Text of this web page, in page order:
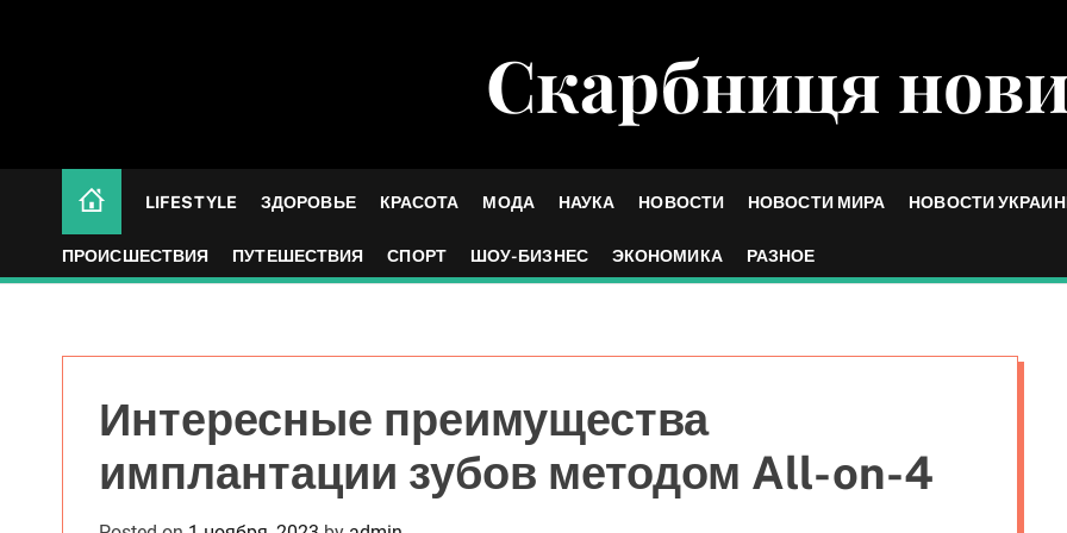
t
Скарбниця
LIFESTYLE ЗДОРОВЬЕ КРАСОТА МОДА НАУКА НОВОСТИ НОВОСТИ МИРА НОВОСТИ
ПРОИСШЕСТВИЯ ПУТЕШЕСТВИЯ СПОРТ ШОУ-БИЗНЕС ЭКОНОМИКА РАЗНОЕ
Интересные преимущества
имплантации зубов методом All-on-4